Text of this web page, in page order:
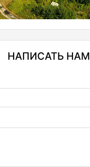
НАПИСАТЬ НАМ